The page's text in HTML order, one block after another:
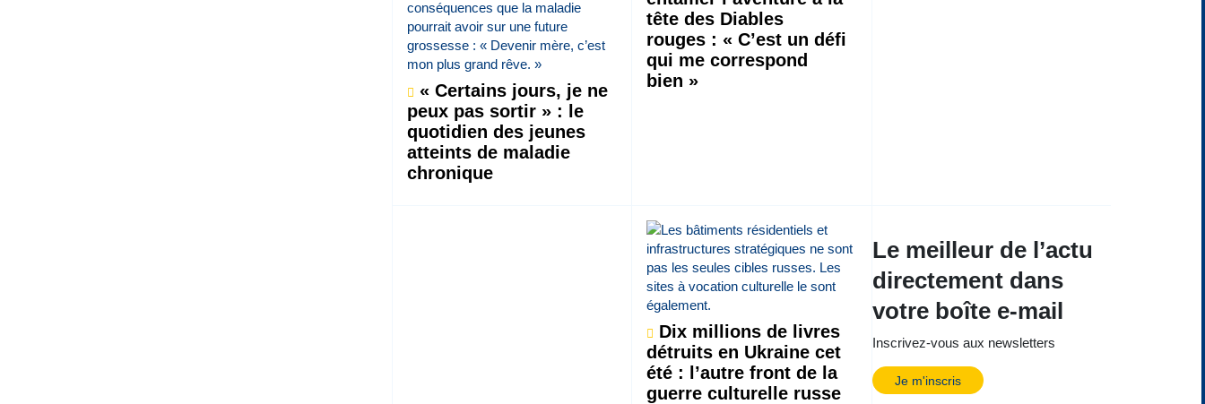
« Certains jours, je ne
peux pas sortir » : le
quotidien des jeunes
atteints de maladie
chronique
tête des Diables
rouges : « C’est un défi
qui me correspond
bien »
Dix millions de livres
détruits en Ukraine cet
été : l’autre front de la
guerre culturelle russe
Le meilleur de l’actu
directement dans
votre boîte e-mail
Inscrivez-vous aux newsletters
Je m'inscris